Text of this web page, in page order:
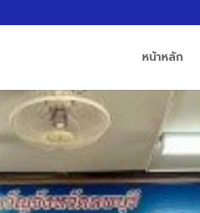
หน้าหลัก